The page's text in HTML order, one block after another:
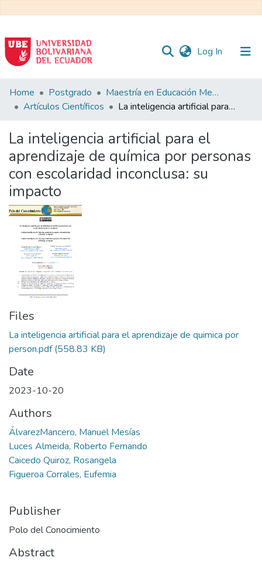
Log In (current)
Communities
&
All of DSpace
Statistics
Home Postgrado
Maestría en Educación Mención en Pedagogía en Entornos Digitales
Artículos Científicos
La inteligencia artificial para el aprendizaje de química por personas con escolaridad inconclusa: su impacto
La inteligencia artificial para el
aprendizaje de química por personas
con escolaridad inconclusa: su
impacto
Files
La inteligencia artificial para el aprendizaje de quimica por
person.pdf(558.83 KB)
Date
2023-10-20
Authors
ÁlvarezMancero, Manuel Mesías
Luces Almeida, Roberto Fernando
Caicedo Quiroz, Rosangela
Figueroa Corrales, Eufemia
Publisher
Polo del Conocimiento
Abstract